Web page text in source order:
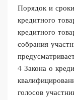
Порядок и
кредитного
кредитного
собрания
4 Закона о
голосов